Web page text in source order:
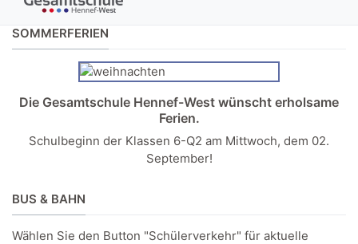
SOMMERFERIEN
Die Gesamtschule Hennef-West wünscht erholsame
Ferien.
Schulbeginn der Klassen 6-Q2 am Mittwoch, dem 02.
September!
BUS & BAHN
Wählen Sie den Button "Schülerverkehr" für aktuelle